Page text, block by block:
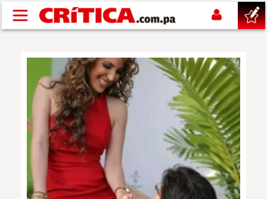
Pasar al contenido principal
SUCESOS
NACIONAL
SHOW